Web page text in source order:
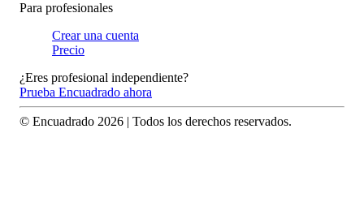
Para profesionales
Crear una cuenta
Precio
¿Eres profesional independiente?
Prueba Encuadrado ahora
© Encuadrado 2026 | Todos los derechos reservados.